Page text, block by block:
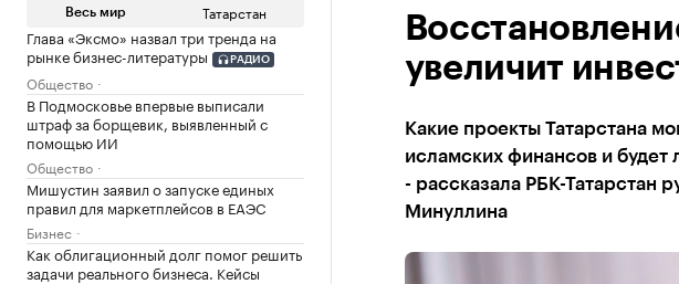
Весь мир Татарстан
Глава «Эксмо» назвал три тренда на
рынке бизнес-литературы
РАДИО
Общество
В Подмосковье впервые выписали
штраф за борщевик, выявленный с
помощью ИИ
Общество
Мишустин заявил о запуске единых
правил для маркетплейсов в ЕАЭС
Бизнес
Как облигационный долг помог решить
задачи реального бизнеса. Кейсы
увеличит
Какие проекты Татарстана
исламских финансов и будет
- рассказала РБК-Татарстан
Минуллина